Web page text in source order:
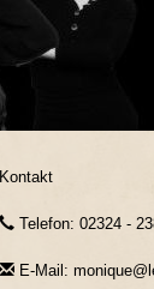
Kontakt
Telefon: 02324 -
E-Mail: